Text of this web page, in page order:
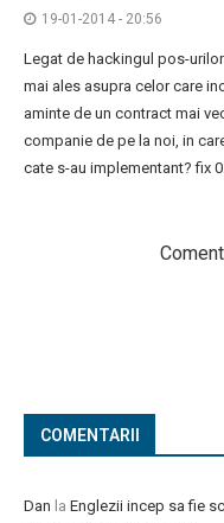
19-01-2014 - 20:56
Legat de hackingul pos-
mai ales asupra celor care
aminte de un contract mai
companie de pe la noi, in
cate s-au implementant? fix
COMENTARII
Dan la Englezii incep sa fie